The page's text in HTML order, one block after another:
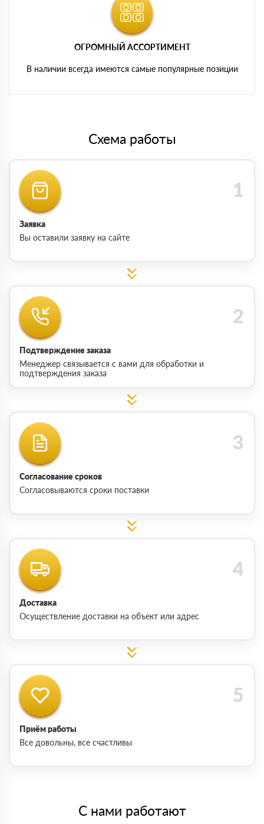
ОГРОМНЫЙ АССОРТИМЕНТ
В наличии всегда имеются самые популярные позиции
Схема работы
Заявка
Вы оставили заявку на сайте
Подтверждение заказа
Менеджер связывается с вами для обработки и
подтверждения заказа
Согласование сроков
Согласовываются сроки поставки
Доставка
Осуществление доставки на объект или адрес
Приём работы
Все довольны, все счастливы
С нами работают